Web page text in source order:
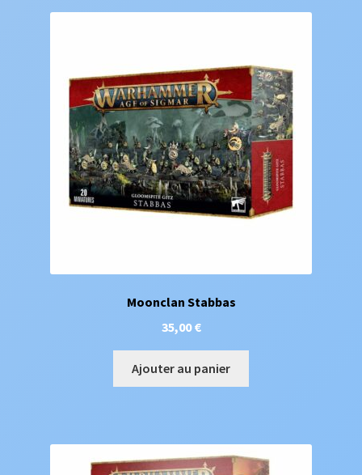
Moonclan Stabbas
35,00€
Ajouter au panier